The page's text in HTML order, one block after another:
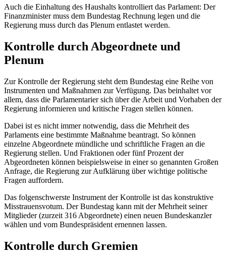
Auch die Einhaltung des Haushalts kontrolliert das Parlament: Der
Finanzminister muss dem Bundestag Rechnung legen und die
Regierung muss durch das Plenum entlastet werden.
Kontrolle durch Abgeordnete und
Plenum
Zur Kontrolle der Regierung steht dem Bundestag eine Reihe von
Instrumenten und Maßnahmen zur Verfügung. Das beinhaltet vor
allem, dass die Parlamentarier sich über die Arbeit und Vorhaben der
Regierung informieren und kritische Fragen stellen können.
Dabei ist es nicht immer notwendig, dass die Mehrheit des
Parlaments eine bestimmte Maßnahme beantragt. So können
einzelne Abgeordnete mündliche und schriftliche Fragen an die
Regierung stellen. Und Fraktionen oder fünf Prozent der
Abgeordneten können beispielsweise in einer so genannten Großen
Anfrage, die Regierung zur Aufklärung über wichtige politische
Fragen auffordern.
Das folgenschwerste Instrument der Kontrolle ist das konstruktive
Misstrauensvotum. Der Bundestag kann mit der Mehrheit seiner
Mitglieder (zurzeit 316 Abgeordnete) einen neuen Bundeskanzler
wählen und vom Bundespräsident ernennen lassen.
Kontrolle durch Gremien